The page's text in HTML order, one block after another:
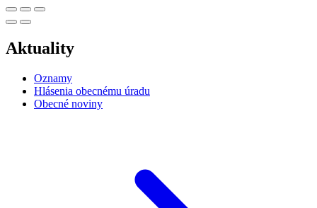
Aktuality
Oznamy
Hlásenia obecnému úradu
Obecné noviny